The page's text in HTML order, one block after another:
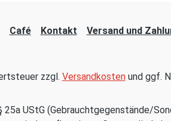
Café Kontakt Versand und
zzgl. Versandkostenund ggf.
UStG (Gebrauchtgegenstände/